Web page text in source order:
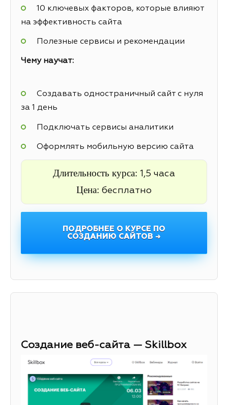
10 ключевых факторов, которые влияют
на эффективность сайта
Полезные сервисы и рекомендации
Чему научат:
Создавать одностраничный сайт с нуля
за 1 день
Подключать сервисы аналитики
Оформлять мобильную версию сайта
Длительность курса: 1,5 часа
Цена: бесплатно
ПОДРОБНЕЕ О КУРСЕ ПО
СОЗДАНИЮ САЙТОВ →
Создание веб-сайта — Skillbox